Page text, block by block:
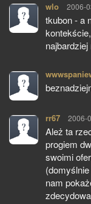
wlo pisze:
2006-
tkubon - a
rr67 pisze:
2006-
Ależ ta
progiem
swoimi
nam